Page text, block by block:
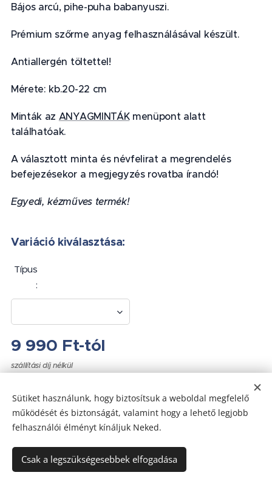
Bájos arcú, pihe-puha babanyuszi.
Prémium szőrme anyag felhasználásával készült.
Antiallergén töltettel!
Mérete: kb.20-22 cm
Minták az ANYAGMINTÁKmenüpont alatt
találhatóak.
A választott minta és névfelirat a megrendelés
befejezésekor a megjegyzés rovatba írandó!
Egyedi, kézműves termék!
Variáció kiválasztása:
Típus
:
9 990 Ft-tól
szállítási díj nélkül
Az oldalt aWebnodeműködteti
Sütiket használunk, hogy biztosítsuk a weboldal megfelelő
működését és biztonságát, valamint hogy a lehető legjobb
felhasználói élményt kínáljuk Neked.
Csak a legszükségesebbek elfogadása